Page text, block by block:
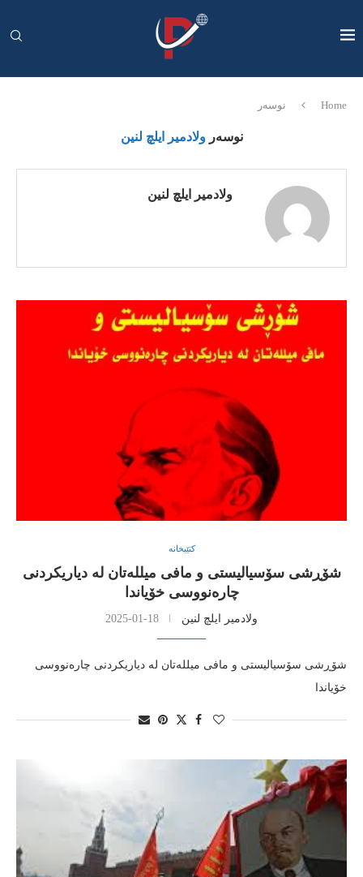
Home نوسەر
نوسەرولادمیر ایلچ لنین
ولادمیر ایلچ لنین
کتێبخانە
شۆڕشی سۆسیالیستی و مافی میللەتان لە دیاریکردنی
چارەنووسی خۆیاندا
ولادمیر ایلچ لنین 2025-01-18
شۆڕشی سۆسیالیستی و مافی میللەتان لە دیاریکردنی چارەنووسی
خۆیاندا